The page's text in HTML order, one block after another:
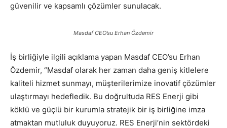
güvenilir ve kapsamlı çözümler sunulacak.
Masdaf CEO’su Erhan Özdemir
İş birliğiyle ilgili açıklama yapan Masdaf CEO’su Erhan
Özdemir, “Masdaf olarak her zaman daha geniş kitlelere
kaliteli hizmet sunmayı, müşterilerimize inovatif çözümler
ulaştırmayı hedefledik. Bu doğrultuda RES Enerji gibi
köklü ve güçlü bir kurumla stratejik bir iş birliğine imza
atmaktan mutluluk duyuyoruz. RES Enerji’nin sektördeki